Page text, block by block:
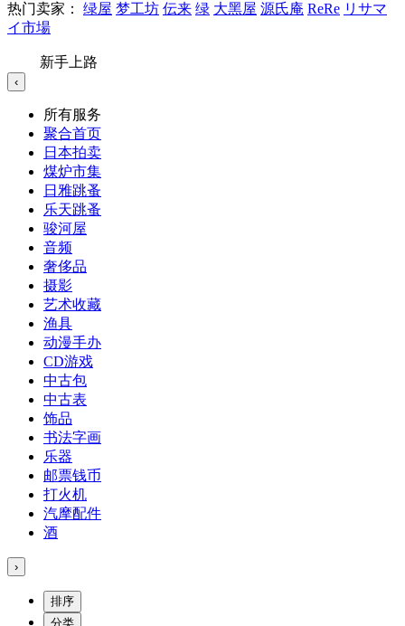
热门卖家： 绿屋 梦工坊 伝来 绿 大黑屋 源氏庵 ReRe リサマ
イ市場
新手上路
‹
所有服务
聚合首页
日本拍卖
煤炉市集
日雅跳蚤
乐天跳蚤
骏河屋
音频
奢侈品
摄影
艺术收藏
渔具
动漫手办
CD游戏
中古包
中古表
饰品
书法字画
乐器
邮票钱币
打火机
汽摩配件
酒
›
排序
分类